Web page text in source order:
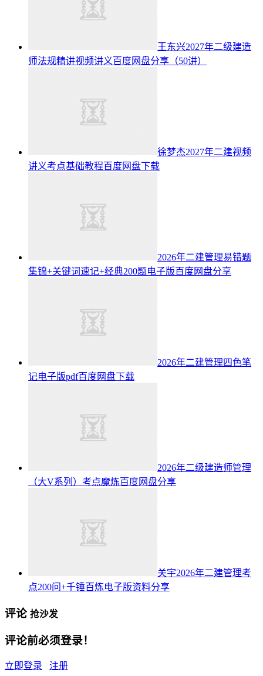
王东兴2027年二级建造
师法规精讲视频讲义百度网盘分享（50讲）
徐梦杰2027年二建视频
讲义考点基础教程百度网盘下载
2026年二建管理易错题
集锦+关键词速记+经典200题电子版百度网盘分享
2026年二建管理四色笔
记电子版pdf百度网盘下载
2026年二级建造师管理
（大V系列）考点魔炼百度网盘分享
关宇2026年二建管理考
点200问+千锤百炼电子版资料分享
评论 抢沙发
评论前必须登录！
立即登录 注册